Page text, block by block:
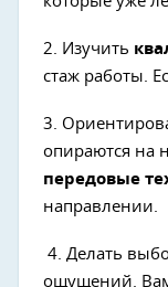
2. Изучить
стаж работы.
3.
опираются на
передовые
направлении.
4. Делать
ощущений.